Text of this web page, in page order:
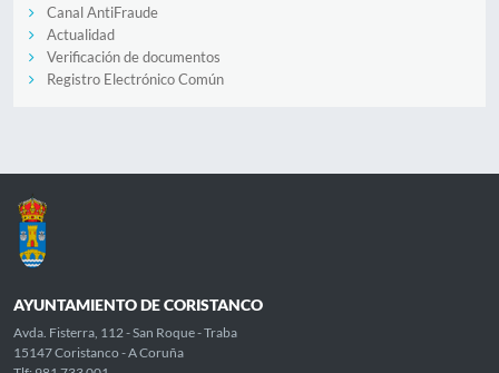
Canal AntiFraude
Actualidad
Verificación de documentos
Registro Electrónico Común
AYUNTAMIENTO DE CORISTANCO
Avda. Fisterra, 112 - San Roque - Traba
15147 Coristanco - A Coruña